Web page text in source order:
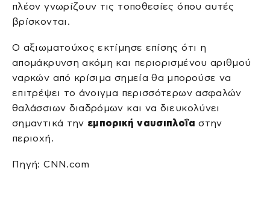
πλέον γνωρίζουν τις τοποθεσίες όπου αυτές
βρίσκονται.
Ο αξιωματούχος εκτίμησε επίσης ότι η
απομάκρυνση ακόμη και περιορισμένου αριθμού
ναρκών από κρίσιμα σημεία θα μπορούσε να
επιτρέψει το άνοιγμα περισσότερων ασφαλών
θαλάσσιων διαδρόμων και να διευκολύνει
σημαντικά την εμπορική ναυσιπλοΐα στην
περιοχή.
Πηγή: CNN.com